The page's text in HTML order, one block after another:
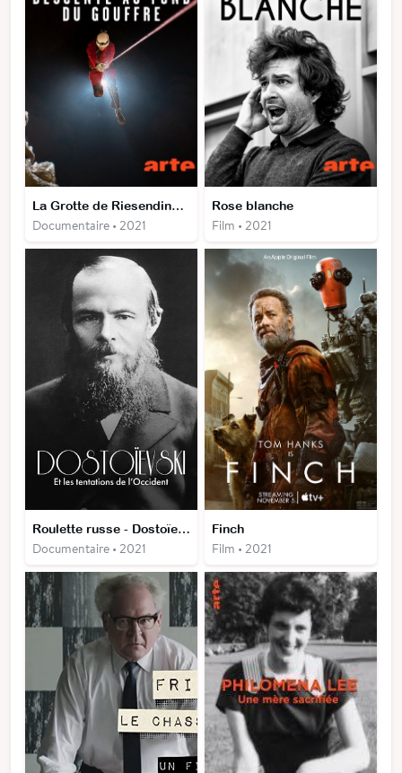
La Grotte de Riesending - Descente au fond du gouffre
Documentaire • 2021
Rose blanche
Film • 2021
Roulette russe - Dostoïevski et les tentations de l’Occident
Documentaire • 2021
Finch
Film • 2021